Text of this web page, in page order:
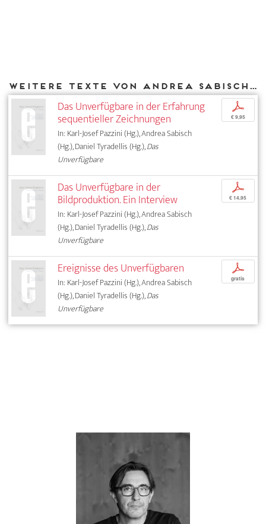
Weitere Texte von Andrea Sabisch bei DIAPHANES
Das Unverfügbare in der Erfahrung
sequentieller Zeichnungen
In: Karl-Josef Pazzini (Hg.), Andrea Sabisch
(Hg.), Daniel Tyradellis (Hg.),Das
Unverfügbare
p
€ 9,95
Das Unverfügbare in der
Bildproduktion. Ein Interview
In: Karl-Josef Pazzini (Hg.), Andrea Sabisch
(Hg.), Daniel Tyradellis (Hg.),Das
Unverfügbare
p
€ 14,95
Ereignisse des Unverfügbaren
In: Karl-Josef Pazzini (Hg.), Andrea Sabisch
(Hg.), Daniel Tyradellis (Hg.),Das
Unverfügbare
p
gratis